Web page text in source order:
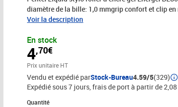
diamètre de la bille: 1,0 mmgrip confort et clip en
pressioncouleur du corps: argent/vert,
Voir la description
En stock
4,70€
Prix unitaire HT
Vendu et expédié parStock-Bureau4.59/5(329)
Expédié sous 7 jours, frais de port à partir de 2,08
Quantité
Quantité : 1